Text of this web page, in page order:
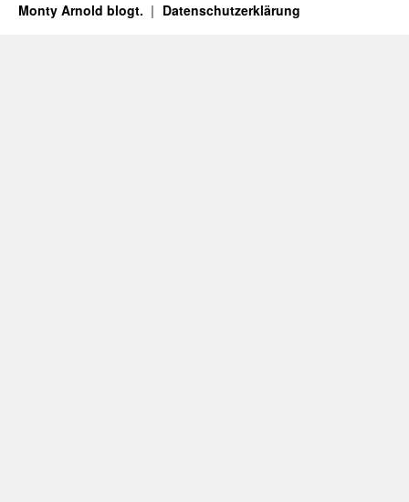
Monty Arnold blogt. Datenschutz­erklärung